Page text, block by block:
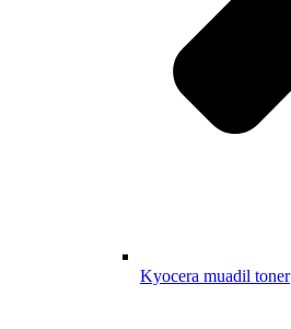
Kyocera muadil toner